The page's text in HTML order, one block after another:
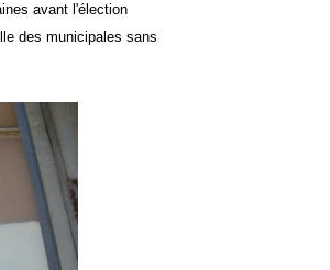
avant l'élection
des municipales sans